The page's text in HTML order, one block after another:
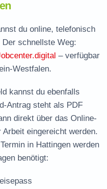
du online, telefonisch
schnellste Weg:
– verfügbar
Westfalen.
kannst du ebenfalls
Antrag steht als PDF
direkt über das Online-
eingereicht werden.
in Hattingen werden
benötigt: